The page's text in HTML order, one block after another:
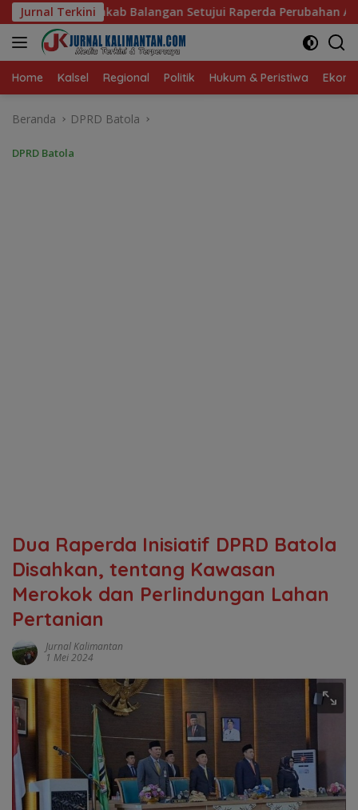
Langsung
ke
konten
Jurnal Terkini
Setujui Raperda Perubahan APBD 2026 ‎Komisi III
Home Kalsel Regional Politik Hukum & Peristiwa
Beranda DPRD Batola
DPRD Batola
Dua Raperda Inisiatif DPRD Batola
Disahkan, tentang Kawasan
Merokok dan Perlindungan Lahan
Pertanian
Jurnal Kalimantan
1 Mei 2024